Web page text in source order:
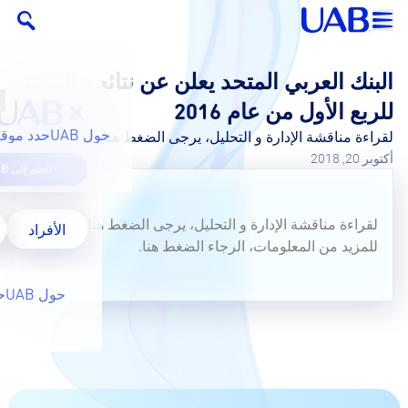
انضم إلى UAB
الأفراد
حول UAB
حول UAB حدد
البنك العربي المتحد يعلن عن نتائجه المالية
للربع الأول من عام 2016
لقراءة مناقشة الإدارة و التحليل، يرجى الضغط هنا.
أكتوبر 20, 2018
لقراءة مناقشة الإدارة و التحليل، يرجى الضغط هنا.
للمزيد من المعلومات، الرجاء الضغط هنا.